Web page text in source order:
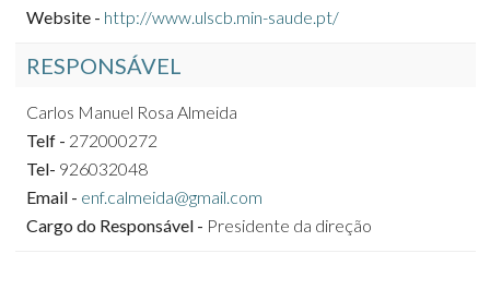
Website - http://www.ulscb.min-saude.pt/
RESPONSÁVEL
Carlos Manuel Rosa Almeida
Telf - 272000272
Tel- 926032048
Email - enf.calmeida@gmail.com
Cargo do Responsável - Presidente da direção